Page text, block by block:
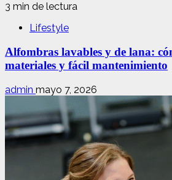
3 min de lectura
Lifestyle
Alfombras lavables y de lana:
materiales y fácil mantenimiento
admin mayo 7, 2026